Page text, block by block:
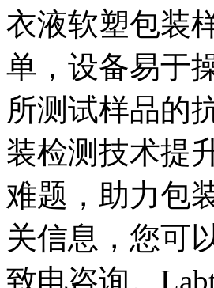
衣液软塑包装
单，设备易于
所测试样品的
装检测技术提
难题，助力包
关信息，您可
致电咨询。